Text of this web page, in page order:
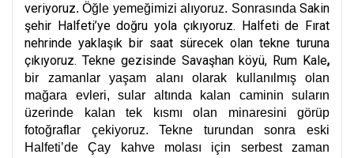
veriyoruz. Öğle yemeğimizi alıyoruz. Sonrasında Sakin
şehir Halfeti’ye doğru yola çıkıyoruz. Halfeti de Fırat
nehrinde yaklaşık bir saat sürecek olan tekne turuna
çıkıyoruz. Tekne gezisinde Savaşhan köyü, Rum Kale,
bir zamanlar yaşam alanı olarak kullanılmış olan
mağara evleri, sular altında kalan caminin suların
üzerinde kalan tek kısmı olan minaresini görüp
fotoğraflar çekiyoruz. Tekne turundan sonra eski
Halfeti’de Çay kahve molası için serbest zaman